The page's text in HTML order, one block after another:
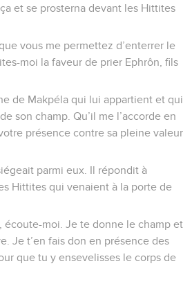
et se prosterna devant les Hittites
vous me permettez d’enterrer le
moi la faveur de prier Ephrôn, fils
de Makpéla qui lui appartient et qui
son champ. Qu’il me l’accorde en
présence contre sa pleine valeur
parmi eux. Il répondit à
Hittites qui venaient à la porte de
écoute-moi. Je te donne le champ et
Je t’en fais don en présence des
que tu y ensevelisses le corps de